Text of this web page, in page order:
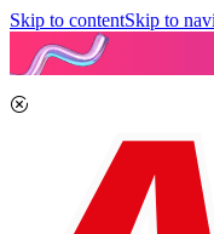
Skip to contentSkip to